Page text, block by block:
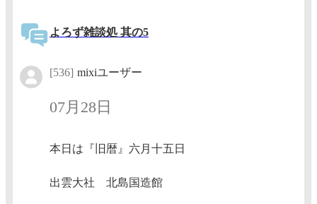
よろず雑談処 其の5
[536] mixiユーザー
07月28日
本日は『旧暦』六月十五日
出雲大社 北島国造館